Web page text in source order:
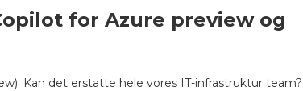
for Azure preview og
Kan det erstatte hele vores IT-infrastruktur team?